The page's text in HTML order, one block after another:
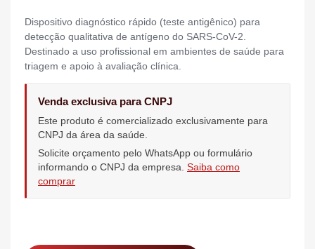
Dispositivo diagnóstico rápido (teste antigênico) para
detecção qualitativa de antígeno do SARS-CoV-2.
Destinado a uso profissional em ambientes de saúde para
triagem e apoio à avaliação clínica.
Venda exclusiva para CNPJ
Este produto é comercializado exclusivamente para
CNPJ da área da saúde.
Solicite orçamento pelo WhatsApp ou formulário
informando o CNPJ da empresa. Saiba como
comprar